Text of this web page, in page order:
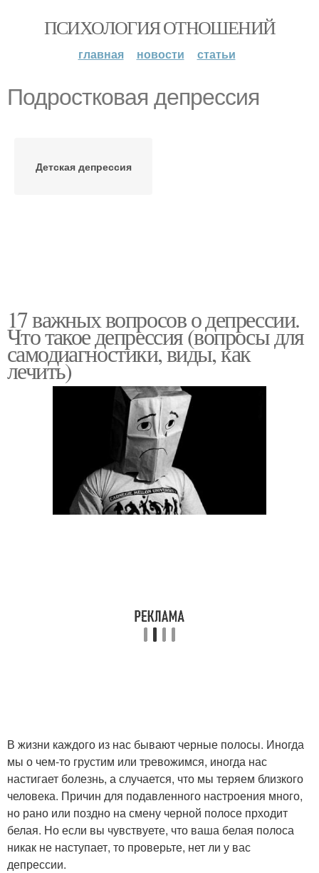
ПСИХОЛОГИЯ ОТНОШЕНИЙ
главная новости статьи
Подростковая депрессия
Детская депрессия
17 важных вопросов о депрессии.
Что такое депрессия (вопросы для
самодиагностики, виды, как
лечить)
В жизни каждого из нас бывают черные полосы. Иногда
мы о чем-то грустим или тревожимся, иногда нас
настигает болезнь, а случается, что мы теряем близкого
человека. Причин для подавленного настроения много,
но рано или поздно на смену черной полосе прходит
белая. Но если вы чувствуете, что ваша белая полоса
никак не наступает, то проверьте, нет ли у вас
депрессии.